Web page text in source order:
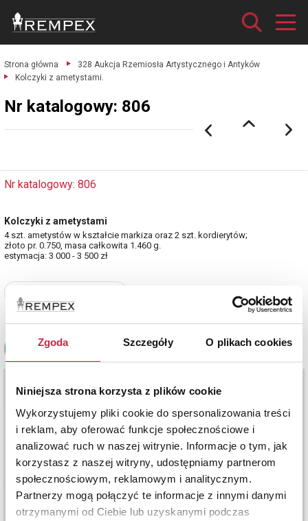
Zgoda Szczegóły O plikach cookies
Niniejsza strona korzysta z plików cookie
Wykorzystujemy pliki cookie do spersonalizowania treści
i reklam, aby oferować funkcje społecznościowe i
analizować ruch w naszej witrynie. Informacje o tym, jak
korzystasz z naszej witryny, udostępniamy partnerom
społecznościowym, reklamowym i analitycznym.
Partnerzy mogą połączyć te informacje z innymi danymi
otrzymanymi od Ciebie lub uzyskanymi podczas
Strona główna
328 Aukcja Rzemiosła Artystycznego i Antyków
Kolczyki z ametystami.
Nr katalogowy: 806
Nr katalogowy: 806
Kolczyki z ametystami
4 szt. ametystów w kształcie markiza oraz 2 szt. kordierytów;
złoto pr. 0.750, masa całkowita 1.460 g.
estymacja: 3 000 - 3 500 zł